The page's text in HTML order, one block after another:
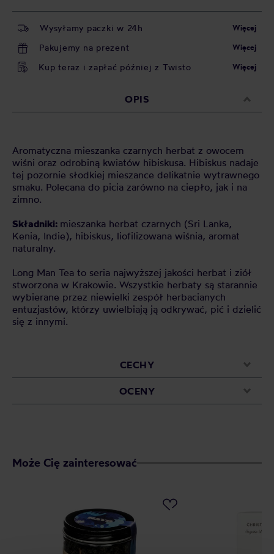
Wysyłamy paczki w 24h Więcej
Pakujemy na prezent Więcej
Kup teraz i zapłać później z Twisto Więcej
OPIS
Aromatyczna mieszanka czarnych herbat z owocem
wiśni oraz odrobiną kwiatów hibiskusa. Hibiskus nadaje
tej pozornie słodkiej mieszance delikatnie wytrawnego
smaku. Polecana do picia zarówno na ciepło, jak i na
zimno.
Składniki: mieszanka herbat czarnych (Sri Lanka,
Kenia, Indie), hibiskus, liofilizowana wiśnia, aromat
naturalny.
Long Man Tea to seria najwyższej jakości herbat i ziół
stworzona w Krakowie. Wszystkie herbaty są starannie
wybierane przez niewielki zespół herbacianych
entuzjastów, którzy uwielbiają ją odkrywać, pić i dzielić
się z innymi.
CECHY
OCENY
Może Cię zainteresować